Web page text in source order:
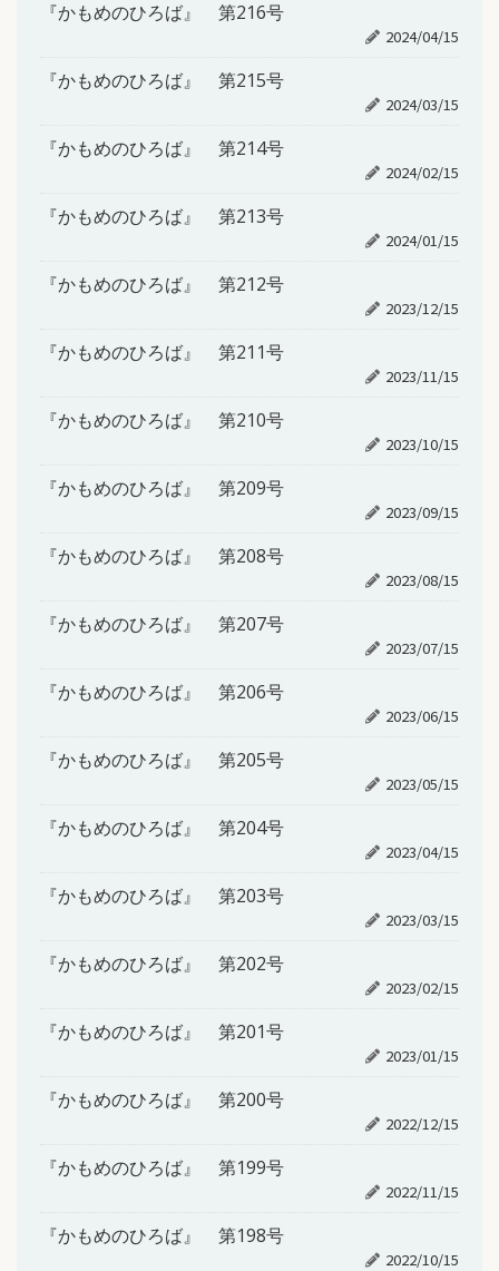
『かもめのひろば』 第216号
2024/04/15
『かもめのひろば』 第215号
2024/03/15
『かもめのひろば』 第214号
2024/02/15
『かもめのひろば』 第213号
2024/01/15
『かもめのひろば』 第212号
2023/12/15
『かもめのひろば』 第211号
2023/11/15
『かもめのひろば』 第210号
2023/10/15
『かもめのひろば』 第209号
2023/09/15
『かもめのひろば』 第208号
2023/08/15
『かもめのひろば』 第207号
2023/07/15
『かもめのひろば』 第206号
2023/06/15
『かもめのひろば』 第205号
2023/05/15
『かもめのひろば』 第204号
2023/04/15
『かもめのひろば』 第203号
2023/03/15
『かもめのひろば』 第202号
2023/02/15
『かもめのひろば』 第201号
2023/01/15
『かもめのひろば』 第200号
2022/12/15
『かもめのひろば』 第199号
2022/11/15
『かもめのひろば』 第198号
2022/10/15